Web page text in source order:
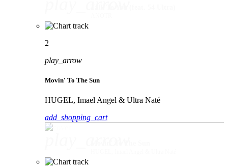
2
play_arrow
Movin' To The Sun
HUGEL, Imael Angel & Ultra Naté
add_shopping_cart